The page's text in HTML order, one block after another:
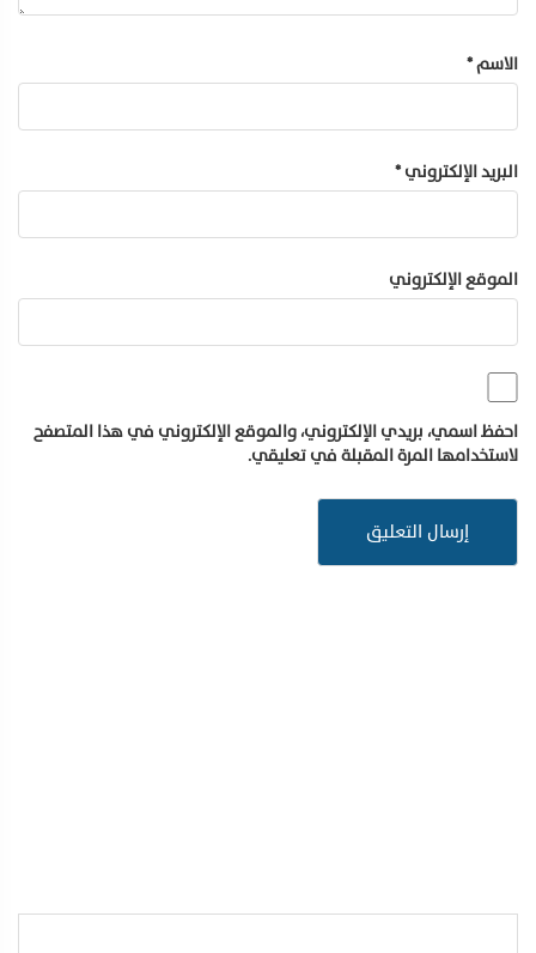
الاسم*
البريد الإلكتروني*
الموقع الإلكتروني
احفظ اسمي، بريدي الإلكتروني، والموقع الإلكتروني في هذا المتصفح
لاستخدامها المرة المقبلة في تعليقي.